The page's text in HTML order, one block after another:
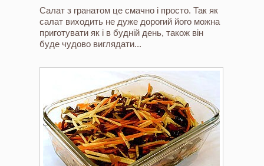
Салат з гранатом це смачно і просто. Так як
салат виходить не дуже дорогий його можна
приготувати як і в будній день, також він
буде чудово виглядати...